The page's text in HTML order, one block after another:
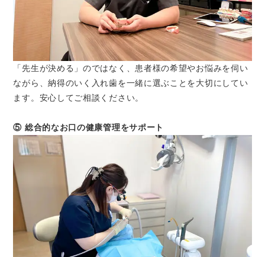
「先生が決める」のではなく、患者様の希望やお悩みを伺い
ながら、納得のいく入れ歯を一緒に選ぶことを大切にしてい
ます。安心してご相談ください。
⑤ 総合的なお口の健康管理をサポート